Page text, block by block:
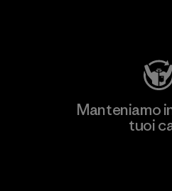
Manteniamo
tuoi